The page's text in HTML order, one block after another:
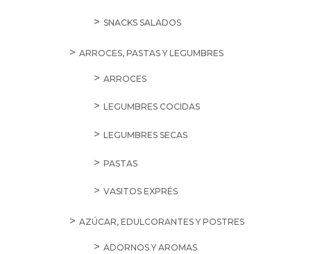
SNACKS SALADOS
ARROCES, PASTAS Y LEGUMBRES
ARROCES
LEGUMBRES COCIDAS
LEGUMBRES SECAS
PASTAS
VASITOS EXPRÉS
AZÚCAR, EDULCORANTES Y POSTRES
ADORNOS Y AROMAS